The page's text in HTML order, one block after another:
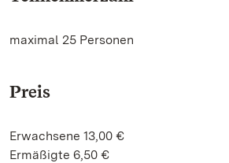
maximal 25 Personen
Preis
Erwachsene 13,00 €
Ermäßigte 6,50 €